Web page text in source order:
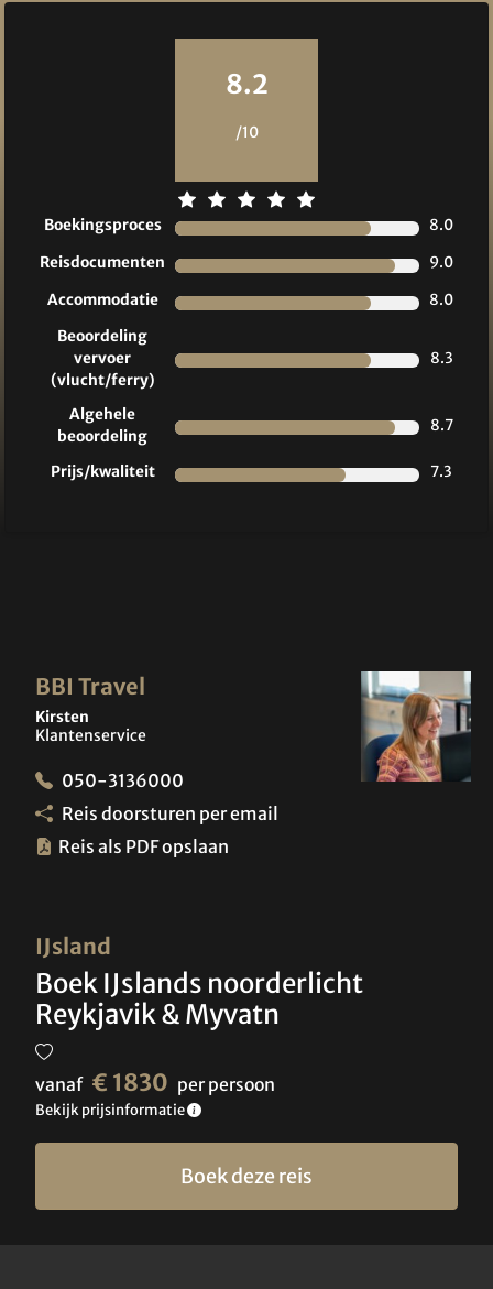
8.2
/10
Boekingsproces
8.0
Reisdocumenten
9.0
Accommodatie
8.0
Beoordeling
vervoer
(vlucht/ferry)
8.3
Algehele
beoordeling
8.7
Prijs/kwaliteit 7.3
IJsland
Boek IJslands noorderlicht
Reykjavik & Myvatn
vanaf € 1830 per persoon
Bekijk prijsinformatie
Boek deze reis
BBI Travel
Kirsten
Klantenservice
050-3136000
Reis doorsturen per email
Reis als PDF opslaan